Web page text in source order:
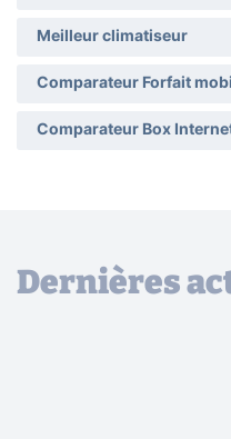
Meilleur climatiseur
Comparateur Forfait
Comparateur Box
Dernières